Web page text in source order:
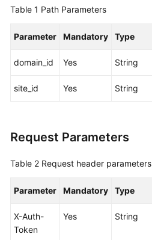
Endpoints
Permissions
Table 1 Path Parameters
Parameter Mandatory Type
domain_id Yes String
site_id Yes String
Request Parameters
Table 2 Request header parameters
Parameter Mandatory Type
X-Auth-
Token
Yes String